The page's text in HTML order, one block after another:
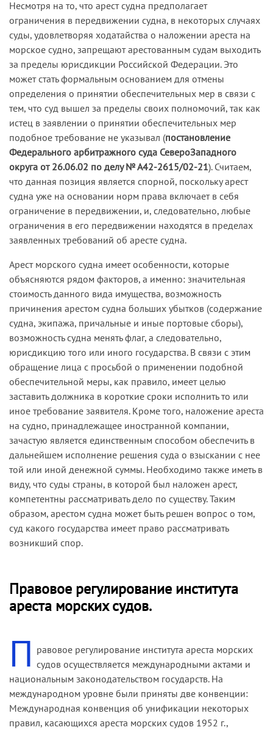
Несмотря на то, что арест судна предполагает
ограничения в передвижении судна, в некоторых случаях
суды, удовлетворяя ходатайства о наложении ареста на
морское судно, запрещают арестованным судам выходить
за пределы юрисдикции Российской Федерации. Это
может стать формальным основанием для отмены
определения о принятии обеспечительных мер в связи с
тем, что суд вышел за пределы своих полномочий, так как
истец в заявлении о принятии обеспечительных мер
подобное требование не указывал (постановление
Федерального арбитражного суда СевероЗападного
округа от 26.06.02 по делу № А42-2615/02-21). Считаем,
что данная позиция является спорной, поскольку арест
судна уже на основании норм права включает в себя
ограничение в передвижении, и, следовательно, любые
ограничения в его передвижении находятся в пределах
заявленных требований об аресте судна.
Арест морского судна имеет особенности, которые
объясняются рядом факторов, а именно: значительная
стоимость данного вида имущества, возможность
причинения арестом судна больших убытков (содержание
судна, экипажа, причальные и иные портовые сборы),
возможность судна менять флаг, а следовательно,
юрисдикцию того или иного государства. В связи с этим
обращение лица с просьбой о применении подобной
обеспечительной меры, как правило, имеет целью
заставить должника в короткие сроки исполнить то или
иное требование заявителя. Кроме того, наложение ареста
на судно, принадлежащее иностранной компании,
зачастую является единственным способом обеспечить в
дальнейшем исполнение решения суда о взыскании с нее
той или иной денежной суммы. Необходимо также иметь в
виду, что суды страны, в которой был наложен арест,
компетентны рассматривать дело по существу. Таким
образом, арестом судна может быть решен вопрос о том,
суд какого государства имеет право рассматривать
возникший спор.
Правовое регулирование института
ареста морских судов.
П равовое регулирование института ареста морских
судов осуществляется международными актами и
национальным законодательством государств. На
международном уровне были приняты две конвенции:
Международная конвенция об унификации некоторых
правил, касающихся ареста морских судов 1952 г.,